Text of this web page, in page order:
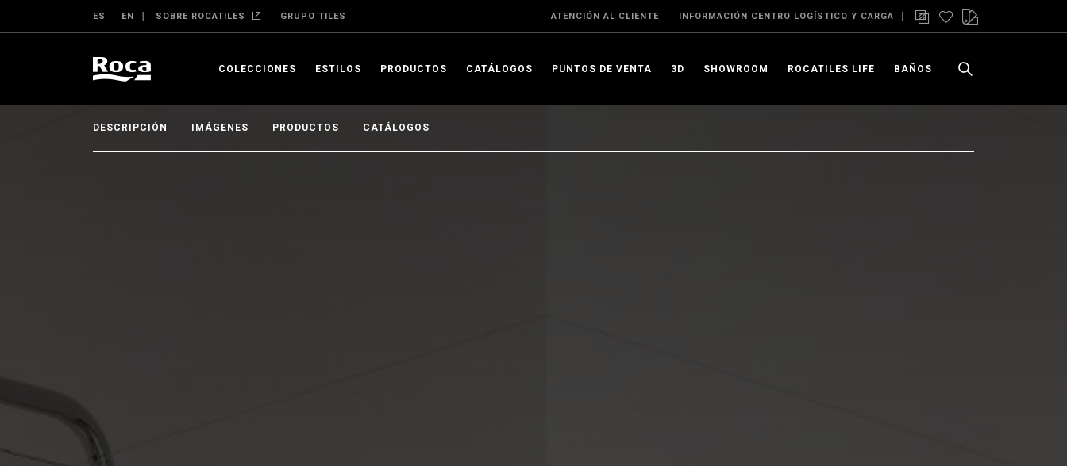
ES EN SOBRE ROCATILES GRUPO TILES ATENCIÓN AL CLIENTE INFORMACIÓN CENTRO LOGÍSTICO Y CARGA
COLECCIONES ESTILOS PRODUCTOS CATÁLOGOS PUNTOS DE VENTA 3D SHOWROOM ROCATILES LIFE BAÑOS
DESCRIPCIÓN IMÁGENES PRODUCTOS CATÁLOGOS